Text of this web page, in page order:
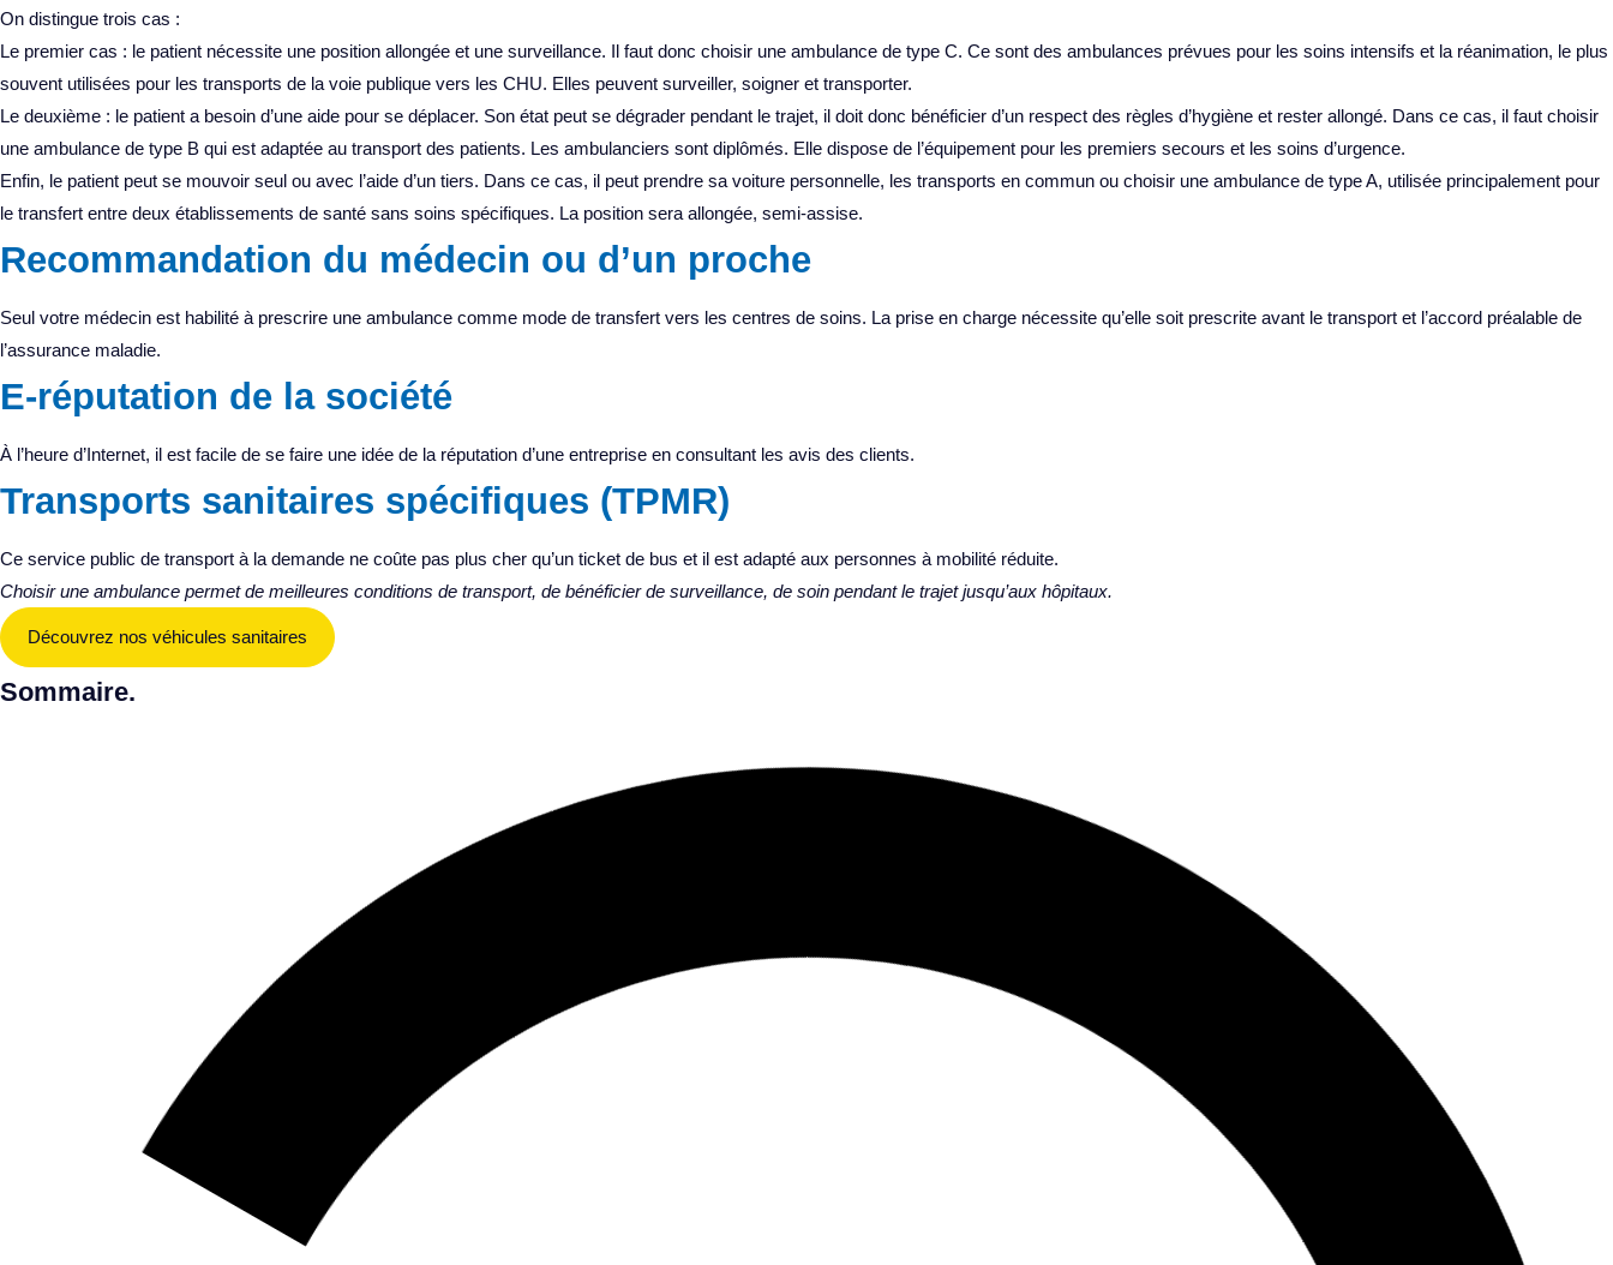
On distingue trois cas :
Le premier cas : le patient nécessite une position allongée et une surveillance. Il faut donc choisir une ambulance de type C. Ce sont des ambulances prévues pour les soins intensifs et la réanimation, le plus
souvent utilisées pour les transports de la voie publique vers les CHU. Elles peuvent surveiller, soigner et transporter.
Le deuxième : le patient a besoin d’une aide pour se déplacer. Son état peut se dégrader pendant le trajet, il doit donc bénéficier d’un respect des règles d’hygiène et rester allongé. Dans ce cas, il faut choisir
une ambulance de type B qui est adaptée au transport des patients. Les ambulanciers sont diplômés. Elle dispose de l’équipement pour les premiers secours et les soins d’urgence.
Enfin, le patient peut se mouvoir seul ou avec l’aide d’un tiers. Dans ce cas, il peut prendre sa voiture personnelle, les transports en commun ou choisir une ambulance de type A, utilisée principalement pour
le transfert entre deux établissements de santé sans soins spécifiques. La position sera allongée, semi-assise.
Recommandation du médecin ou d’un proche
Seul votre médecin est habilité à prescrire une ambulance comme mode de transfert vers les centres de soins. La prise en charge nécessite qu’elle soit prescrite avant le transport et l’accord préalable de
l’assurance maladie.
E-réputation de la société
À l’heure d’Internet, il est facile de se faire une idée de la réputation d’une entreprise en consultant les avis des clients.
Transports sanitaires spécifiques (TPMR)
Ce service public de transport à la demande ne coûte pas plus cher qu’un ticket de bus et il est adapté aux personnes à mobilité réduite.
Choisir une ambulance permet de meilleures conditions de transport, de bénéficier de surveillance, de soin pendant le trajet jusqu’aux hôpitaux.
Découvrez nos véhicules sanitaires
Sommaire.